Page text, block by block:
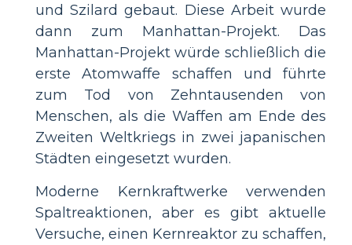
und Szilard gebaut. Diese Arbeit wurde
dann zum Manhattan-Projekt. Das
Manhattan-Projekt würde schließlich die
erste Atomwaffe schaffen und führte
zum Tod von Zehntausenden von
Menschen, als die Waffen am Ende des
Zweiten Weltkriegs in zwei japanischen
Städten eingesetzt wurden.
Moderne Kernkraftwerke verwenden
Spaltreaktionen, aber es gibt aktuelle
Versuche, einen Kernreaktor zu schaffen,